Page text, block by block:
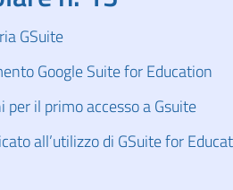
GSuite
Google Suite for Education
per il primo accesso a Gsuite
all’utilizzo di GSuite for